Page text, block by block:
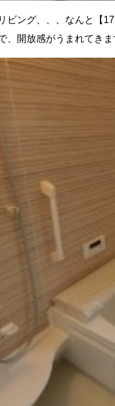
ビング、、、なんと【
、開放感がうまれてき